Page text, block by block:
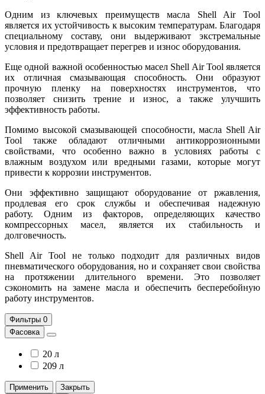
Одним из ключевых преимуществ масла Shell Air Tool
является их устойчивость к высоким температурам. Благодаря
специальному составу, они выдерживают экстремальные
условия и предотвращает перегрев и износ оборудования.
Еще одной важной особенностью масел Shell Air Tool является
их отличная смазывающая способность. Они образуют
прочную пленку на поверхностях инструментов, что
позволяет снизить трение и износ, а также улучшить
эффективность работы.
Помимо высокой смазывающей способности, масла Shell Air
Tool также обладают отличными антикоррозионными
свойствами, что особенно важно в условиях работы с
влажным воздухом или вредными газами, которые могут
привести к коррозии инструментов.
Они эффективно защищают оборудование от ржавления,
продлевая его срок службы и обеспечивая надежную
работу. Одним из факторов, определяющих качество
компрессорных масел, является их стабильность и
долговечность.
Shell Air Tool не только подходит для различных видов
пневматического оборудования, но и сохраняет свои свойства
на протяжении длительного времени. Это позволяет
сэкономить на замене масла и обеспечить бесперебойную
работу инструментов.
Фильтры 0
Фасовка
20 л
209 л
Применить
Закрыть